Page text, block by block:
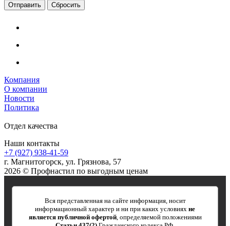
Сбросить
Компания
О компании
Новости
Политика
Отдел качества
Наши контакты
+7 (927) 938-41-59
г. Магнитогорск, ул. Грязнова, 57
2026 © Профнастил по выгодным ценам
Вся представленная на сайте информация, носит
информационный характер и ни при каких условиях не
является публичной офертой, определяемой положениями